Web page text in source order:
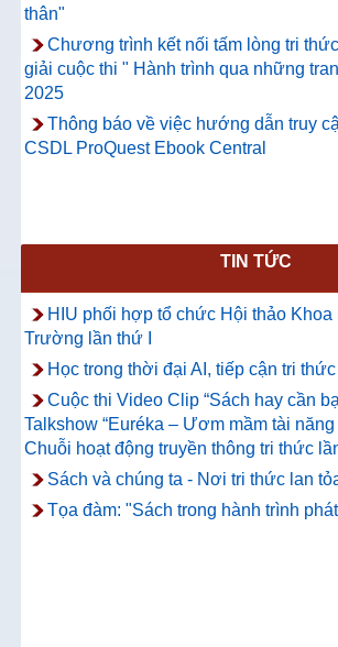
thân"
Chương trình kết nối tấm lòng tri
giải cuộc thi " Hành trình qua những
2025
Thông báo về việc hướng dẫn truy
CSDL ProQuest Ebook Central
TIN TỨC
HIU phối hợp tổ chức Hội thảo Khoa
Trường lần thứ I
Học trong thời đại AI, tiếp cận tri
Cuộc thi Video Clip “Sách hay cần
Talkshow “Euréka – Ươm mầm tài năng
Chuỗi hoạt động truyền thông tri thức
Sách và chúng ta - Nơi tri thức lan
Tọa đàm: "Sách trong hành trình